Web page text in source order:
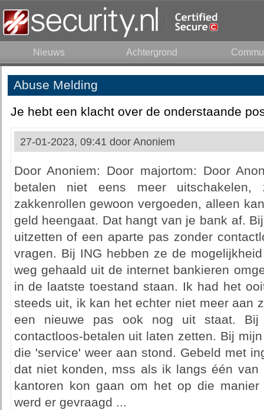
Nieuws Achtergrond
Abuse Melding
Je hebt een klacht over de onderstaande
27-01-2023, 09:41 door Anoniem
Door Anoniem: Door majortom: Door
betalen niet eens meer
zakkenrollen gewoon vergoeden, alleen
geld heengaat. Dat hangt van je bank af.
uitzetten of een aparte pas zonder
vragen. Bij ING hebben ze de
weg gehaald uit de internet bankieren
in de laatste toestand staan. Ik had het
steeds uit, ik kan het echter niet meer aan
een nieuwe pas ook nog uit staat.
contactloos-betalen uit laten zetten. Bij
die 'service' weer aan stond. Gebeld met
dat niet konden, mss als ik langs één van
kantoren kon gaan om het op die
werd er gevraagd ...